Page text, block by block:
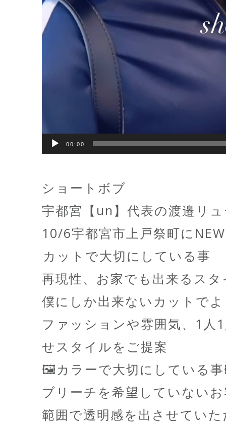
00:00
ショートボブ
宇都宮【un】代表の渡邉リ
10/6宇都宮市上戸祭町に
️カットで大切にしている事️
再現性、お家でも出来るス
僕にしか出来ないカットで
ファッションや雰囲気、1人
せスタイルをご提案
🖼カラーで大切にしている
ブリーチを希望していない
範囲で透明感を出させてい